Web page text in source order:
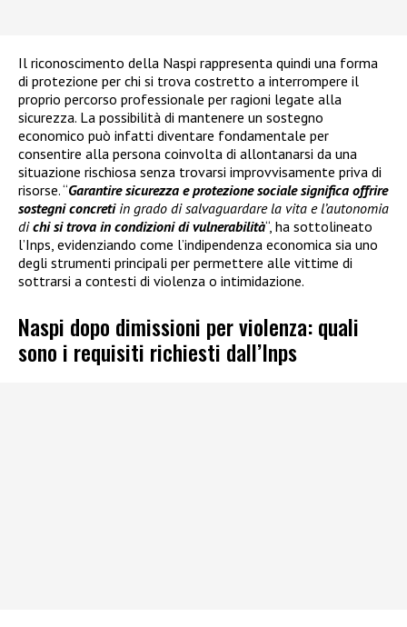
Il riconoscimento della Naspi rappresenta quindi una forma
di protezione per chi si trova costretto a interrompere il
proprio percorso professionale per ragioni legate alla
sicurezza. La possibilità di mantenere un sostegno
economico può infatti diventare fondamentale per
consentire alla persona coinvolta di allontanarsi da una
situazione rischiosa senza trovarsi improvvisamente priva di
risorse. “Garantire sicurezza e protezione sociale significa offrire
sostegni concretiin grado di salvaguardare la vita e l’autonomia
dichi si trova in condizioni di vulnerabilità“, ha sottolineato
l’Inps, evidenziando come l’indipendenza economica sia uno
degli strumenti principali per permettere alle vittime di
sottrarsi a contesti di violenza o intimidazione.
Naspi dopo dimissioni per violenza: quali
sono i requisiti richiesti dall’Inps